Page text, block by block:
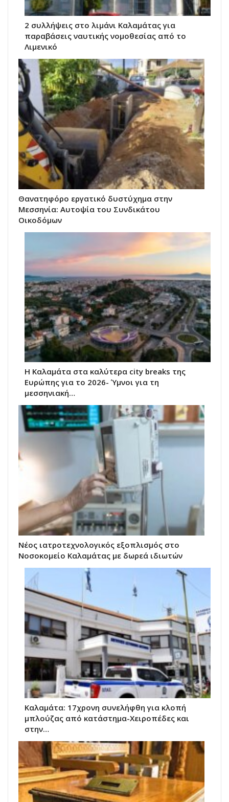
2 συλλήψεις στο λιμάνι Καλαμάτας για
παραβάσεις ναυτικής νομοθεσίας από το
Λιμενικό
Θανατηφόρο εργατικό δυστύχημα στην
Μεσσηνία: Αυτοψία του Συνδικάτου
Οικοδόμων
Η Καλαμάτα στα καλύτερα city breaks της
Ευρώπης για το 2026- Ύμνοι για τη
μεσσηνιακή…
Νέος ιατροτεχνολογικός εξοπλισμός στο
Νοσοκομείο Καλαμάτας με δωρεά ιδιωτών
Καλαμάτα: 17χρονη συνελήφθη για κλοπή
μπλούζας από κατάστημα-Χειροπέδες και
στην…